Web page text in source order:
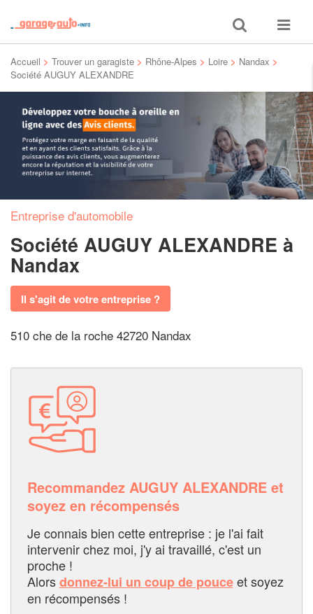
Toggle
search
Toggle
Accueil > Trouver un garagiste > Rhône-Alpes > Loire > Nandax >
Société AUGUY ALEXANDRE
Entreprise d'automobile
Société AUGUY ALEXANDRE à
Nandax
Il s'agit de votre entreprise ?
510 che de la roche 42720 Nandax
Recommandez AUGUY ALEXANDRE et
soyez en récompensés
Je connais bien cette entreprise : je l'ai fait
intervenir chez moi, j'y ai travaillé, c'est un
proche !
Alorsdonnez-lui un coup de pouceet soyez
en récompensés !